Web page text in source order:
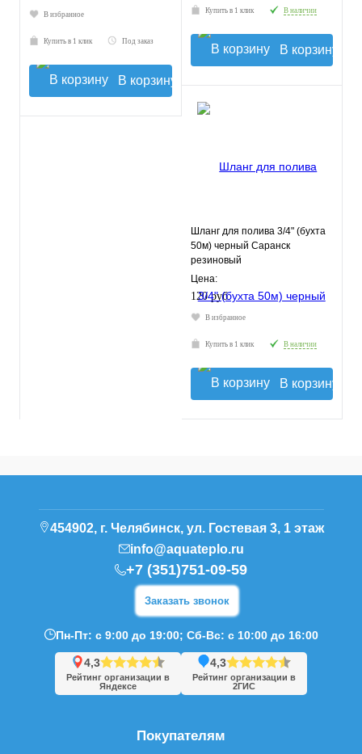
В избранное
Купить в 1 клик Под заказ
В корзину
Купить в 1 клик В наличии
В корзину
Шланг для полива 3/4" (бухта
50м) черный Саранск
резиновый
Цена:
120 руб.
В избранное
Купить в 1 клик В наличии
В корзину
Покупателям
454902, г. Челябинск, ул. Гостевая 3, 1 этаж
info@aquateplo.ru
+7 (351)751-09-59
Заказать звонок
Пн-Пт: с 9:00 до 19:00; Сб-Вс: с 10:00 до 16:00
4,3
Рейтинг организации в
Яндексе
4,3
Рейтинг организации в
2ГИС